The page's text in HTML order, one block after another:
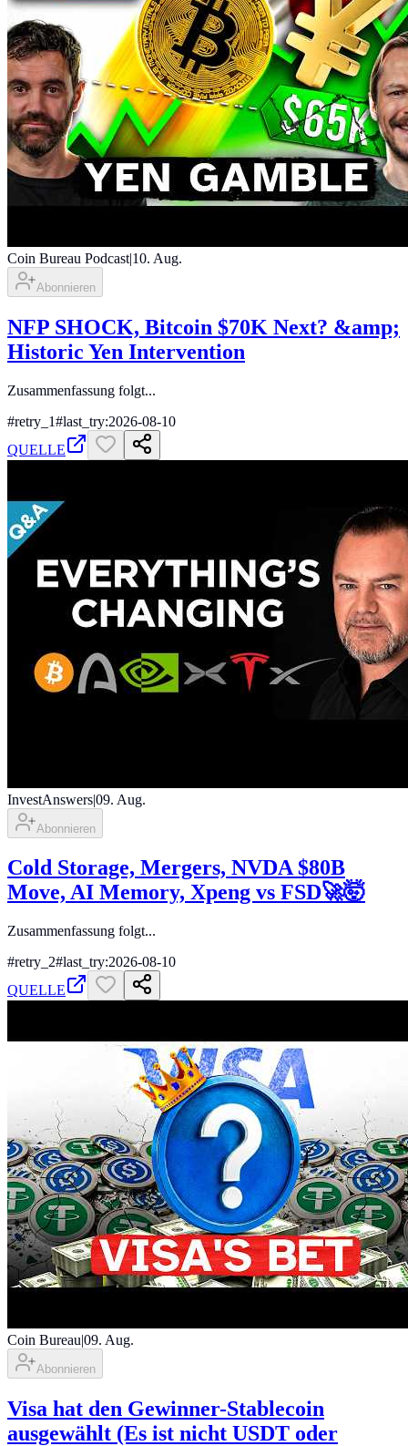
Coin Bureau Podcast|10. Aug.
Abonnieren
NFP SHOCK, Bitcoin $70K Next? &amp;
Historic Yen Intervention
Zusammenfassung folgt...
#retry_1#last_try:2026-08-10
QUELLE
InvestAnswers|09. Aug.
Abonnieren
Cold Storage, Mergers, NVDA $80B
Move, AI Memory, Xpeng vs FSD🚀🤯
Zusammenfassung folgt...
#retry_2#last_try:2026-08-10
QUELLE
Coin Bureau|09. Aug.
Abonnieren
Visa hat den Gewinner-Stablecoin
ausgewählt (Es ist nicht USDT oder